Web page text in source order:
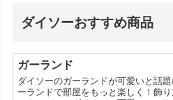
ダイソーおすすめ商品
ガーランド
ダイソーのガーランドが可愛いと話
ーランドで部屋をもっと楽しく！飾